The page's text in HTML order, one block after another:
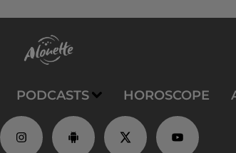
PODCASTS HOROSCOPE